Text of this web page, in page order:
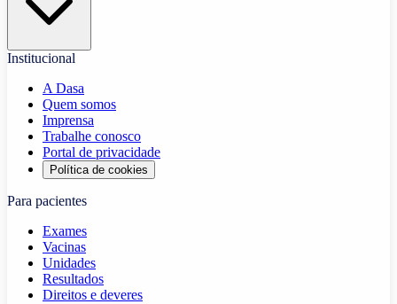
Institucional
A Dasa
Quem somos
Imprensa
Trabalhe conosco
Portal de privacidade
Política de cookies
Para pacientes
Exames
Vacinas
Unidades
Resultados
Direitos e deveres